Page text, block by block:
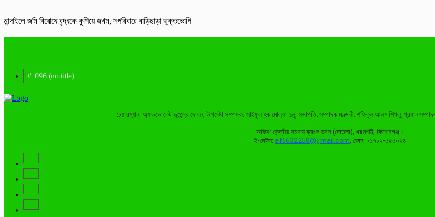
নান্দাইলে জমি বিরোধে বৃদ্ধকে কুপিয়ে জখম, সপরিবারে বাড়িছাড়া ভুক্তভোগি
#1096 (no title)
চেয়ারম্যান: অ্যাডভোকেট ভূপেন্দ্র দোলন, উপদেষ্টা সম্পাদক: সাইফুল হক মোল্লা দুলু, সভাপতি, সম্পাদক মণ্ডলী: শফিকুল আলম শিপলু, প্রধান
অফিস: কেন্দ্রীয় সমবায় ব্যাংক ভবন (দোতলা), খরমপট্টি, কিশোরগঞ্জ।
ই-মেইল:af6632258@gmail.com, ফোন: ০১৭১২-৫৫৫০২৪